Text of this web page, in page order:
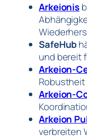
Arkeionis
SafeHub
und bereit
Arkeion-
Robustheit
Arkeion-
Arkeion
verbreiten